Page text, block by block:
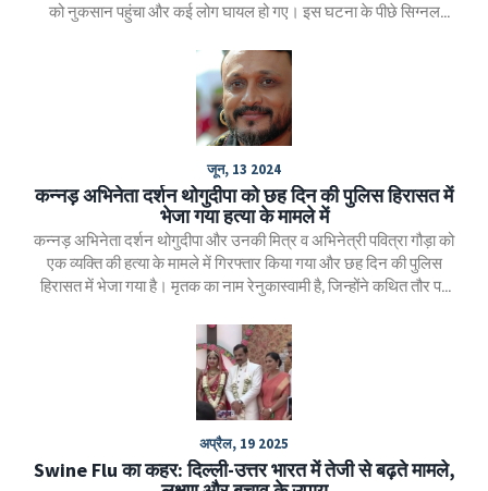
को नुकसान पहुंचा और कई लोग घायल हो गए। इस घटना के पीछे सिग्नल
एसडीआरएफ की टीमें तैनात की गई हैं।
जून, 13 2024
कन्नड़ अभिनेता दर्शन थोगुदीपा को छह दिन की पुलिस हिरासत में
भेजा गया हत्या के मामले में
कन्नड़ अभिनेता दर्शन थोगुदीपा और उनकी मित्र व अभिनेत्री पवित्रा गौड़ा को
एक व्यक्ति की हत्या के मामले में गिरफ्तार किया गया और छह दिन की पुलिस
हिरासत में भेजा गया है। मृतक का नाम रेनुकास्वामी है, जिन्होंने कथित तौर पर
अप्रैल, 19 2025
Swine Flu का कहर: दिल्ली-उत्तर भारत में तेजी से बढ़ते मामले,